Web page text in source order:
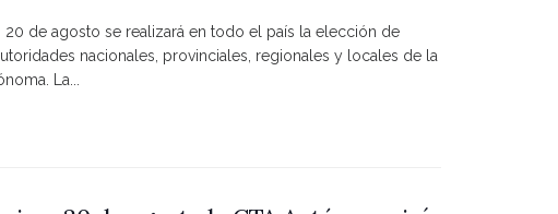
20 de agosto se realizará en todo el país la elección de
nacionales, provinciales, regionales y locales de la
La...